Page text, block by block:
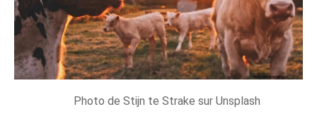
Photo de Stijn te Strake sur Unsplash